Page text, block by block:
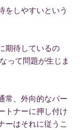
をしやすいという
期待しているの
って問題が生じま
常、外向的なパー
トナーに押し付け
ーはそれに従うこ